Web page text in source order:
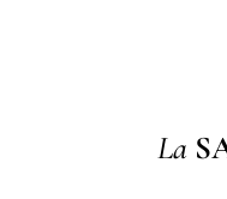
La